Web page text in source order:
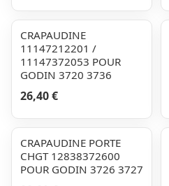
CRAPAUDINE
11147212201 /
11147372053 POUR
GODIN 3720 3736
26,40 €
CRAPAUDINE PORTE
CHGT 12838372600
POUR GODIN 3726 3727